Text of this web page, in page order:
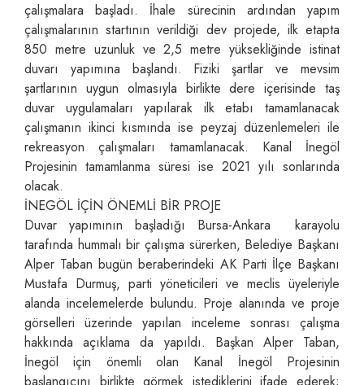
çalışmalara başladı. İhale sürecinin ardından yapım
çalışmalarının startının verildiği dev projede, ilk etapta
850 metre uzunluk ve 2,5 metre yüksekliğinde istinat
duvarı yapımına başlandı. Fiziki şartlar ve mevsim
şartlarının uygun olmasıyla birlikte dere içerisinde taş
duvar uygulamaları yapılarak ilk etabı tamamlanacak
çalışmanın ikinci kısmında ise peyzaj düzenlemeleri ile
rekreasyon çalışmaları tamamlanacak. Kanal İnegöl
Projesinin tamamlanma süresi ise 2021 yılı sonlarında
olacak.
İNEGÖL İÇİN ÖNEMLİ BİR PROJE
Duvar yapımının başladığı Bursa-Ankara karayolu
tarafında hummalı bir çalışma sürerken, Belediye Başkanı
Alper Taban bugün beraberindeki AK Parti İlçe Başkanı
Mustafa Durmuş, parti yöneticileri ve meclis üyeleriyle
alanda incelemelerde bulundu. Proje alanında ve proje
görselleri üzerinde yapılan inceleme sonrası çalışma
hakkında açıklama da yapıldı. Başkan Alper Taban,
İnegöl için önemli olan Kanal İnegöl Projesinin